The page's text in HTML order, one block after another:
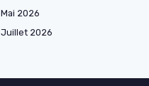
Mai 2026
Juillet 2026